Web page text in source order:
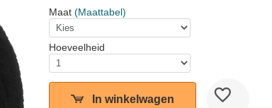
Maat (Maattabel)
Hoeveelheid
In winkelwagen